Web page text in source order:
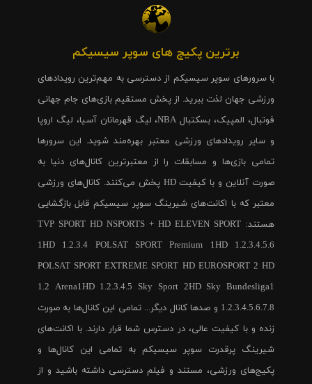
برترین پکیج های سوپر سیسیکم
با سرورهای سوپر سیسیکم از دسترسی به مهم‌ترین رویدادهای
ورزشی جهان لذت ببرید. از پخش مستقیم بازی‌های جام جهانی
فوتبال، المپیک، بسکتبال NBA، لیگ قهرمانان آسیا، لیگ اروپا
و سایر رویدادهای ورزشی معتبر بهره‌مند شوید. این سرورها
تمامی بازی‌ها و مسابقات را از معتبرترین کانال‌های دنیا به
صورت آنلاین و با کیفیت HD پخش می‌کنند. کانال‌های ورزشی
معتبر که با اکانت‌های شیرینگ سوپر سیسیکم قابل بازگشایی
هستند: TVP SPORT HD NSPORTS + HD ELEVEN SPORT
1HD 1.2.3.4 POLSAT SPORT Premium 1HD 1.2.3.4.5.6
POLSAT SPORT EXTREME SPORT HD EUROSPORT 2 HD
1.2 Arena1HD 1.2.3.4.5 Sky Sport 2HD Sky Bundesliga1
1.2.3.4.5.6.7.8 و صدها کانال دیگر... تمامی این کانال‌ها به صورت
زنده و با کیفیت عالی، در دسترس شما قرار دارند. با اکانت‌های
شیرینگ پرقدرت سوپر سیسیکم به تمامی این کانال‌ها و
پکیج‌های ورزشی، مستند و فیلم دسترسی داشته باشید و از